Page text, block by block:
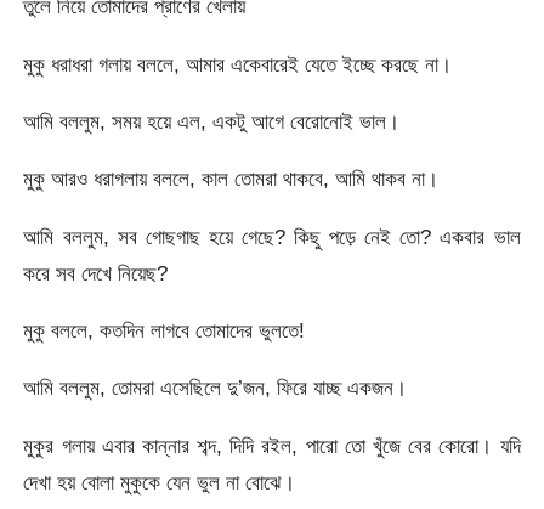
তুলে নিয়ে তোমাদের প্রাণের খেলায়
মুকু ধরাধরা গলায় বললে, আমার একেবারেই যেতে ইচ্ছে করছে না।
আমি বললুম, সময় হয়ে এল, একটু আগে বেরোনোই ভাল।
মুকু আরও ধরাগলায় বললে, কাল তোমরা থাকবে, আমি থাকব না।
আমি বললুম, সব গোছগাছ হয়ে গেছে? কিছু পড়ে নেই তো? একবার ভাল
করে সব দেখে নিয়েছ?
মুকু বললে, কতদিন লাগবে তোমাদের ভুলতে!
আমি বললুম, তোমরা এসেছিলে দু’জন, ফিরে যাচ্ছ একজন।
মুকুর গলায় এবার কান্নার শব্দ, দিদি রইল, পারো তো খুঁজে বের কোরো। যদি
দেখা হয় বোলা মুকুকে যেন ভুল না বোঝে।